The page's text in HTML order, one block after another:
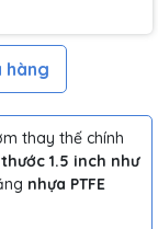
hàng
thay thế chính
1.5 inch như
nhựa PTFE